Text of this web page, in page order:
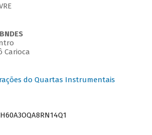
Carioca
do Quartas Instrumentais